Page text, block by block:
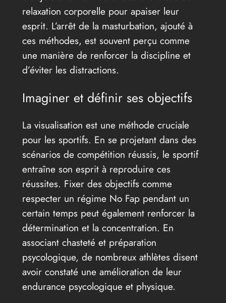
relaxation corporelle pour apaiser leur
esprit. L’arrêt de la masturbation, ajouté à
ces méthodes, est souvent perçu comme
une manière de renforcer la discipline et
d’éviter les distractions.
Imaginer et définir ses objectifs
La visualisation est une méthode cruciale
pour les sportifs. En se projetant dans des
scénarios de compétition réussis, le sportif
entraîne son esprit à reproduire ces
réussites. Fixer des objectifs comme
respecter un régime No Fap pendant un
certain temps peut également renforcer la
détermination et la concentration. En
associant chasteté et préparation
psycologique, de nombreux athlètes disent
avoir constaté une amélioration de leur
endurance psycologique et physique.